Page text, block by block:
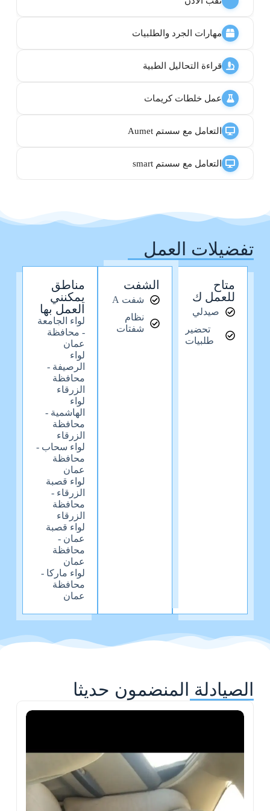
مهارات الجرد والطلبيات
قراءة التحاليل الطبية
عمل خلطات كريمات
التعامل مع سستم Aumet
التعامل مع سستم smart
تفضيلات العمل
متاح
للعمل ك
صيدلي
تحضير
طلبيات
الشفت
شفت A
نظام
شفتات
مناطق
يمكنني
العمل بها
لواء الجامعة
- محافظة
عمان
لواء
الرصيفة -
محافظة
الزرقاء
لواء
الهاشمية -
محافظة
الزرقاء
لواء سحاب -
محافظة
عمان
لواء قصبة
الزرقاء -
محافظة
الزرقاء
لواء قصبة
عمان -
محافظة
عمان
لواء ماركا -
محافظة
عمان
الصيادلة المنضمون حديثا